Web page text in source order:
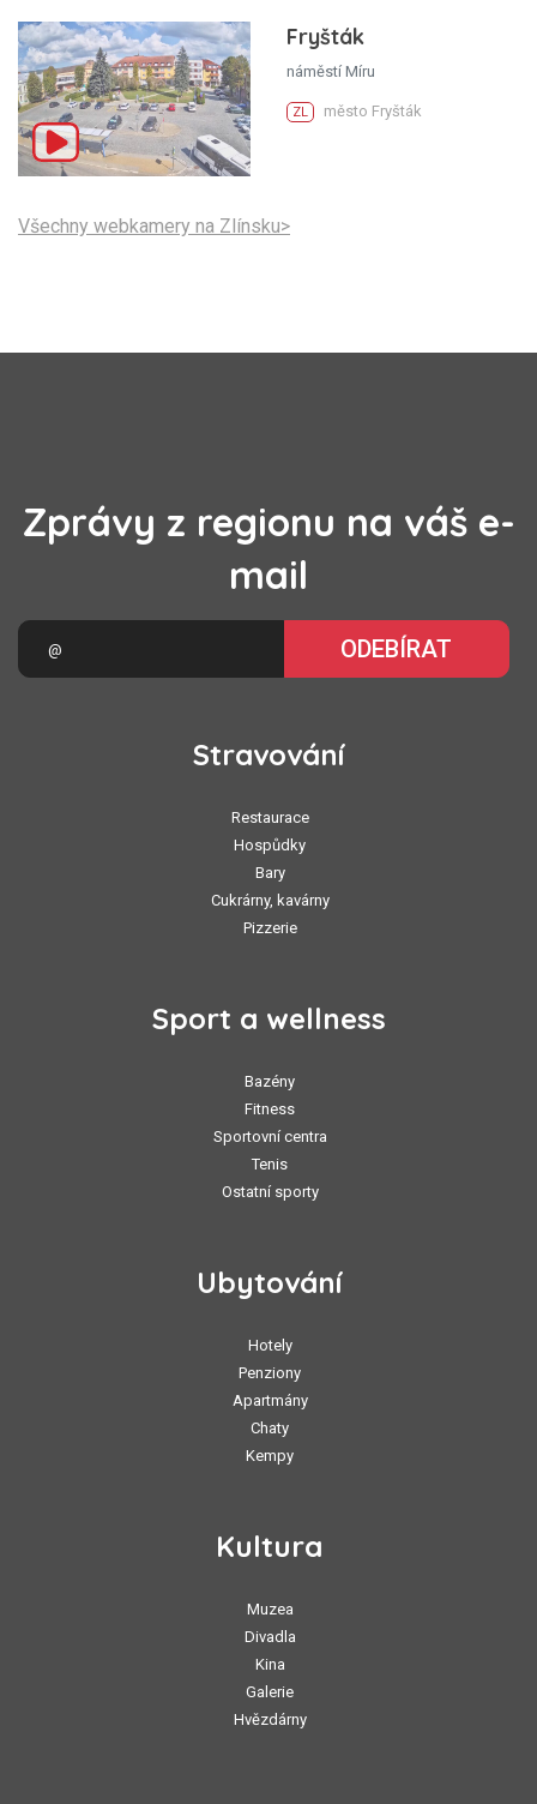
Fryšták
náměstí Míru
ZL město Fryšták
Všechny webkamery na Zlínsku>
Zprávy z regionu na váš e-
mail
ODEBÍRAT
Stravování
Restaurace
Hospůdky
Bary
Cukrárny, kavárny
Pizzerie
Sport a wellness
Bazény
Fitness
Sportovní centra
Tenis
Ostatní sporty
Ubytování
Hotely
Penziony
Apartmány
Chaty
Kempy
Kultura
Muzea
Divadla
Kina
Galerie
Hvězdárny